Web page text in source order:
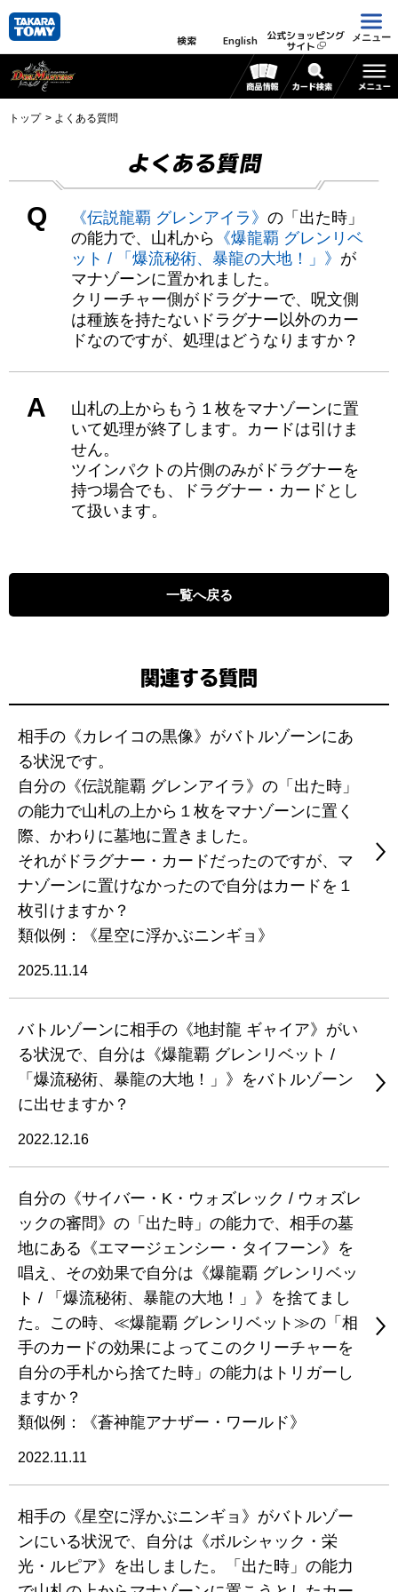
検索 English 公式ショッピング
サイト
メニュー
トップ よくある質問
よくある質問
Q 《伝説龍覇 グレンアイラ》 の「出た時」
の能力で、山札から 《爆龍覇 グレンリベ
ット / 「爆流秘術、暴龍の大地！」》 が
マナゾーンに置かれました。
クリーチャー側がドラグナーで、呪文側
は種族を持たないドラグナー以外のカー
ドなのですが、処理はどうなりますか？
A
山札の上からもう１枚をマナゾーンに置
いて処理が終了します。カードは引けま
せん。
ツインパクトの片側のみがドラグナーを
持つ場合でも、ドラグナー・カードとし
て扱います。
一覧へ戻る
関連する質問
相手の《カレイコの黒像》がバトルゾーンにあ
る状況です。
自分の《伝説龍覇 グレンアイラ》の「出た時」
の能力で山札の上から１枚をマナゾーンに置く
際、かわりに墓地に置きました。
それがドラグナー・カードだったのですが、マ
ナゾーンに置けなかったので自分はカードを１
枚引けますか？
類似例：《星空に浮かぶニンギョ》
2025.11.14
バトルゾーンに相手の《地封龍 ギャイア》がい
る状況で、自分は《爆龍覇 グレンリベット /
「爆流秘術、暴龍の大地！」》をバトルゾーン
に出せますか？
2022.12.16
自分の《サイバー・K・ウォズレック / ウォズレ
ックの審問》の「出た時」の能力で、相手の墓
地にある《エマージェンシー・タイフーン》を
唱え、その効果で自分は《爆龍覇 グレンリベッ
ト / 「爆流秘術、暴龍の大地！」》を捨てまし
た。この時、≪爆龍覇 グレンリベット≫の「相
手のカードの効果によってこのクリーチャーを
自分の手札から捨てた時」の能力はトリガーし
ますか？
類似例：《蒼神龍アナザー・ワールド》
2022.11.11
相手の《星空に浮かぶニンギョ》がバトルゾー
ンにいる状況で、自分は《ボルシャック・栄
光・ルピア》を出しました。「出た時」の能力